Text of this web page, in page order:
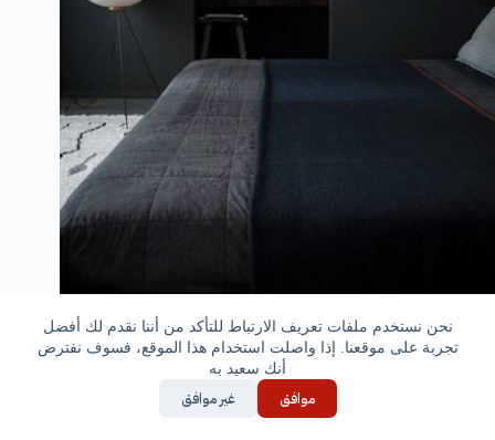
نحن نستخدم ملفات تعريف الارتباط للتأكد من أننا نقدم لك أفضل
تجربة على موقعنا. إذا واصلت استخدام هذا الموقع، فسوف نفترض
أنك سعيد به
موافق غير موافق
يبدو اللون الأسود رائعاً أيضاً في غرف النوم الكلاسيكية فهو
مع لمسة بسيطة من الألوان الأخري يضيف الحياة للغرفة .
عندما يكون ظلال المصباح أسود وإطار السرير بأربعة أعمدة